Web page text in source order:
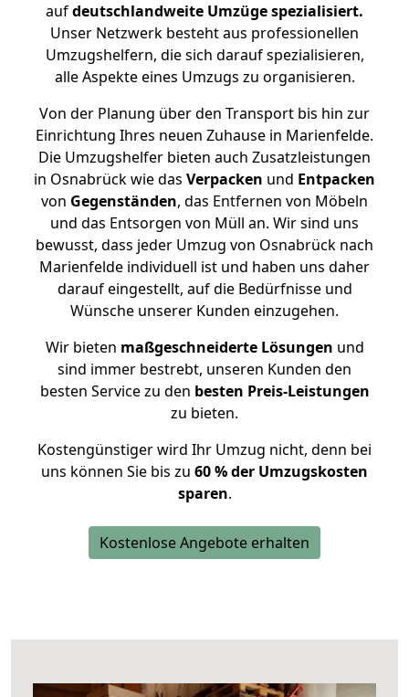
aufdeutschlandweite Umzüge spezialisiert.
Unser Netzwerk besteht aus professionellen
Umzugshelfern, die sich darauf spezialisieren,
alle Aspekte eines Umzugs zu organisieren.
Von der Planung über den Transport bis hin zur
Einrichtung Ihres neuen Zuhause in Marienfelde.
Die Umzugshelfer bieten auch Zusatzleistungen
in Osnabrück wie das Verpacken und Entpacken
von Gegenständen, das Entfernen von Möbeln
und das Entsorgen von Müll an. Wir sind uns
bewusst, dass jeder Umzug von Osnabrück nach
Marienfelde individuell ist und haben uns daher
darauf eingestellt, auf die Bedürfnisse und
Wünsche unserer Kunden einzugehen.
Wir bieten maßgeschneiderte Lösungen und
sind immer bestrebt, unseren Kunden den
besten Service zu den besten Preis-Leistungen
zu bieten.
Kostengünstiger wird Ihr Umzug nicht, denn bei
uns können Sie bis zu 60 % der Umzugskosten
sparen.
Kostenlose Angebote erhalten